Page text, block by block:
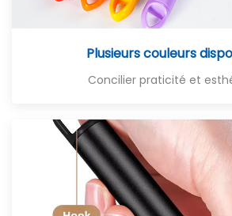
Plusieurs couleurs
Concilier praticité et